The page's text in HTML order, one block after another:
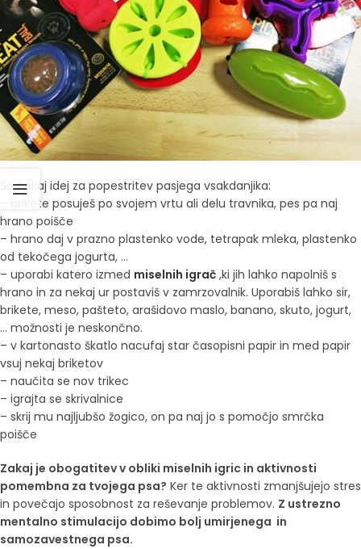
Še nekaj idej za popestritev pasjega vsakdanjika:
– brikete posuješ po svojem vrtu ali delu travnika, pes pa naj
hrano poišče
– hrano daj v prazno plastenko vode, tetrapak mleka, plastenko
od tekočega jogurta, …
– uporabi katero izmed miselnih igrač ,ki jih lahko napolniš s
hrano in za nekaj ur postaviš v zamrzovalnik. Uporabiš lahko sir,
brikete, meso, pašteto, arašidovo maslo, banano, skuto, jogurt,
… možnosti je neskončno.
– v kartonasto škatlo nacufaj star časopisni papir in med papir
vsuj nekaj briketov
– naučita se nov trikec
– igrajta se skrivalnice
– skrij mu najljubšo žogico, on pa naj jo s pomočjo smrčka
poišče
Zakaj je obogatitev v obliki miselnih igric in aktivnosti
pomembna za tvojega psa? Ker te aktivnosti zmanjšujejo stres
in povečajo sposobnost za reševanje problemov. Z ustrezno
mentalno stimulacijo dobimo bolj umirjenega in
samozavestnega psa.